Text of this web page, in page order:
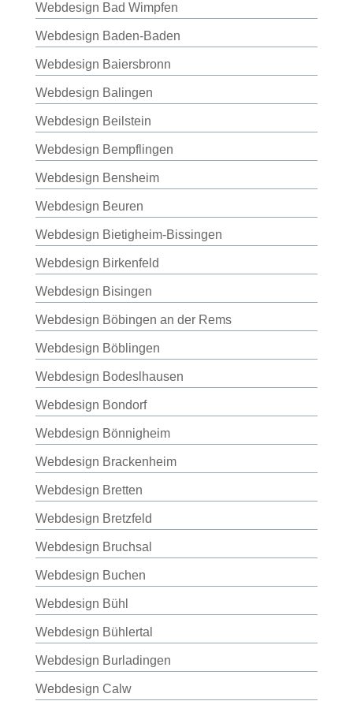
Webdesign Bad Wimpfen
Webdesign Baden-Baden
Webdesign Baiersbronn
Webdesign Balingen
Webdesign Beilstein
Webdesign Bempflingen
Webdesign Bensheim
Webdesign Beuren
Webdesign Bietigheim-Bissingen
Webdesign Birkenfeld
Webdesign Bisingen
Webdesign Böbingen an der Rems
Webdesign Böblingen
Webdesign Bodeslhausen
Webdesign Bondorf
Webdesign Bönnigheim
Webdesign Brackenheim
Webdesign Bretten
Webdesign Bretzfeld
Webdesign Bruchsal
Webdesign Buchen
Webdesign Bühl
Webdesign Bühlertal
Webdesign Burladingen
Webdesign Calw